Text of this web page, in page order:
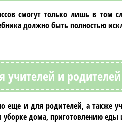
смогут только лишь в том
должно быть полностью
учителей и родителей
еще и для родителей, а также
уборке дома, приготовлению